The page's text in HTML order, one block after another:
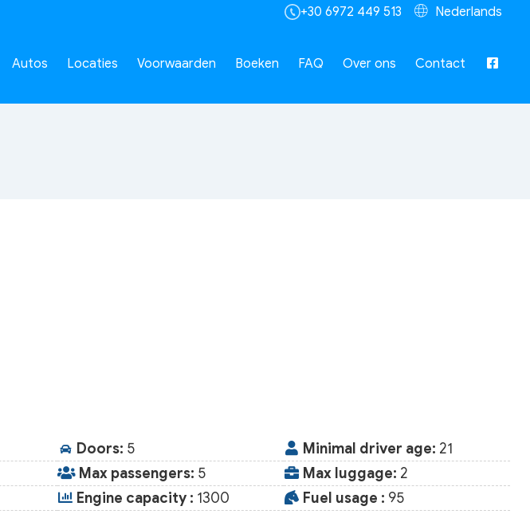
Nederlands
+30 6972 449 513
Autos Locaties Voorwaarden Boeken FAQ Over ons Contact
Doors: 5 Minimal driver age: 21
Max passengers: 5 Max luggage: 2
Engine capacity : 1300 Fuel usage : 95